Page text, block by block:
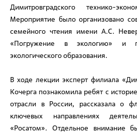
Димитровградского технико-
Мероприятие было организовано
семейного чтения имени А.С.
«Погружение в экологию» и
экологического образования.
В ходе лекции эксперт филиала
Кочерга познакомила ребят с
отрасли в России, рассказала о
ключевых направлениях
«Росатом». Отдельное внимание